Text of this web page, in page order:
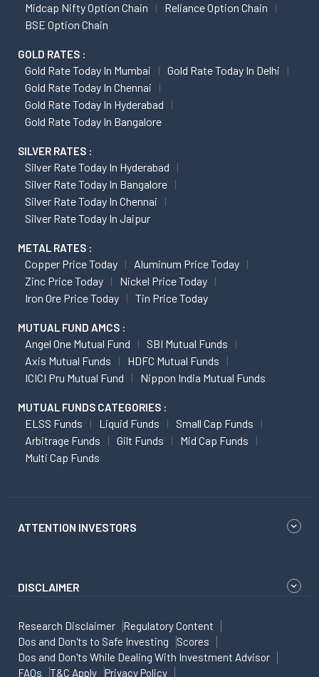
Midcap Nifty Option Chain
Reliance Option Chain
BSE Option Chain
GOLD RATES :
Gold Rate Today In Mumbai
Gold Rate Today In Delhi
Gold Rate Today In Chennai
Gold Rate Today In Hyderabad
Gold Rate Today In Bangalore
SILVER RATES :
Silver Rate Today In Hyderabad
Silver Rate Today In Bangalore
Silver Rate Today In Chennai
Silver Rate Today In Jaipur
METAL RATES :
Copper Price Today
Aluminum Price Today
Zinc Price Today
Nickel Price Today
Iron Ore Price Today
Tin Price Today
MUTUAL FUND AMCS :
Angel One Mutual Fund
SBI Mutual Funds
Axis Mutual Funds
HDFC Mutual Funds
ICICI Pru Mutual Fund
Nippon India Mutual Funds
MUTUAL FUNDS CATEGORIES :
ELSS Funds Liquid Funds
Small Cap Funds
Arbitrage Funds
Gilt Funds
Mid Cap Funds
Multi Cap Funds
ATTENTION INVESTORS
DISCLAIMER
Research Disclaimer
Regulatory Content
Dos and Don'ts to Safe Investing
Scores
Dos and Don'ts While Dealing With Investment Advisor
FAQs
T&C Apply Privacy Policy